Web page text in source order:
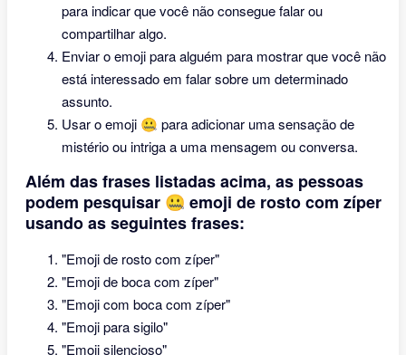
para indicar que você não consegue falar ou
compartilhar algo.
Enviar o emoji para alguém para mostrar que você não
está interessado em falar sobre um determinado
assunto.
Usar o emoji 🤐 para adicionar uma sensação de
mistério ou intriga a uma mensagem ou conversa.
Além das frases listadas acima, as pessoas
podem pesquisar 🤐 emoji de rosto com zíper
usando as seguintes frases:
"Emoji de rosto com zíper"
"Emoji de boca com zíper"
"Emoji com boca com zíper"
"Emoji para sigilo"
"Emoji silencioso"